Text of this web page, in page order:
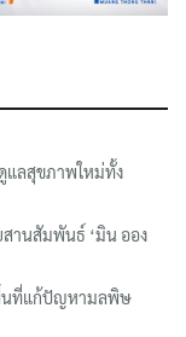
แลสุขภาพใหม่ทั้ง
สานสัมพันธ์ ‘มิน ออง
พื้นที่แก้ปัญหามลพิษ